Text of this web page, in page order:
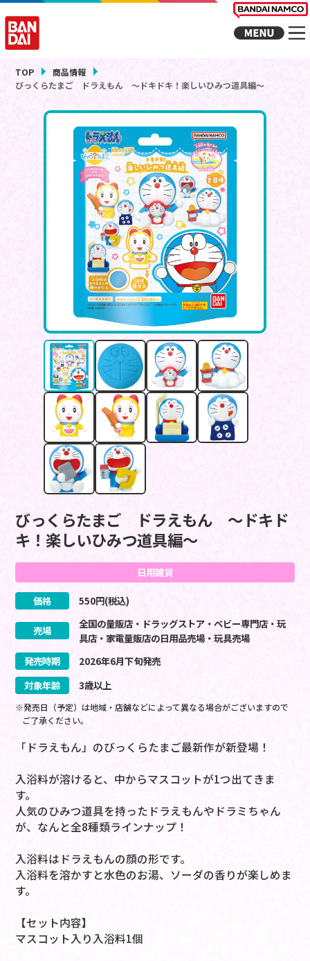
TOP
商品情報
びっくらたまご ドラえもん ～ドキドキ！楽しいひみつ道具編～
びっくらたまご ドラえもん ～ドキド
キ！楽しいひみつ道具編～
日用雑貨
価格 550円(税込)
売場
全国の量販店・ドラッグストア・ベビー専門店・玩
具店・家電量販店の日用品売場・玩具売場
発売時期
2026年6月下旬発売
対象年齢
3歳以上
※発売日（予定）は地域・店舗などによって異なる場合がございますので
ご了承ください。
「ドラえもん」のびっくらたまご最新作が新登場！
入浴料が溶けると、中からマスコットが1つ出てきま
す。
人気のひみつ道具を持ったドラえもんやドラミちゃん
が、なんと全8種類ラインナップ！
入浴料はドラえもんの顔の形です。
入浴料を溶かすと水色のお湯、ソーダの香りが楽しめま
す。
【セット内容】
マスコット入り入浴料1個